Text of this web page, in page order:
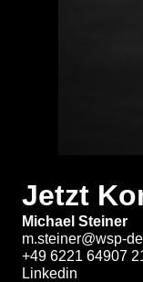
Jetzt
Michael Steiner
m.steiner@wsp-
+49 6221 64907
Linkedin